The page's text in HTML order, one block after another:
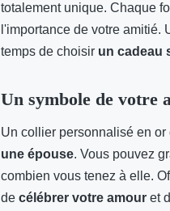
totalement unique. Chaque
l'importance de votre amitié.
temps de choisir un cadeau
Un symbole de votre
Un collier personnalisé en or
une épouse. Vous pouvez
combien vous tenez à elle.
de célébrer votre amour et